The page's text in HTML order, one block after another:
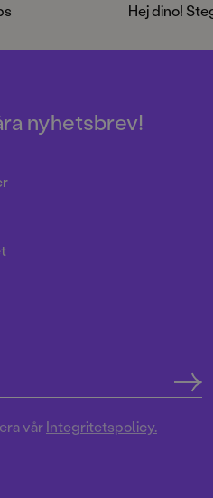
Hej dino!
nyhetsbrev!
vårIntegritetspolicy.